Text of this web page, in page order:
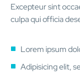
Excepteur sint
culpa qui officia
Lorem ipsum
Adipisicing elit,